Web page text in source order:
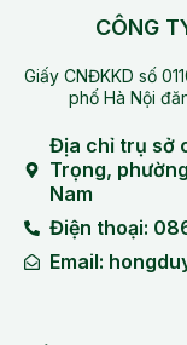
CÔNG
Giấy CNĐKKD số
phố Hà Nội
Địa chỉ trụ sở
Trọng,
Nam
Điện thoại:
Email: